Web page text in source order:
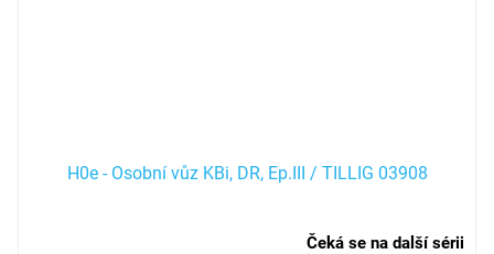
H0e - Osobní vůz KBi, DR, Ep.III / TILLIG 03908
Čeká se na další sérii